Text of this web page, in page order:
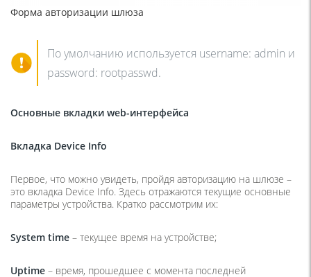
Форма авторизации шлюза
По умолчанию используется username: admin и
password: rootpasswd.
Основные вкладки web-интерфейса
Вкладка Device Info
Первое, что можно увидеть, пройдя авторизацию на шлюзе –
это вкладка Device Info. Здесь отражаются текущие основные
параметры устройства. Кратко рассмотрим их:
System time – текущее время на устройстве;
Uptime – время, прошедшее с момента последней